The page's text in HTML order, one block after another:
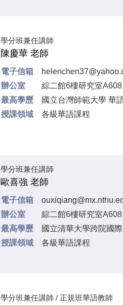
學分班兼任講師
陳慶華 老師
電子信箱
辦公室
綜二館6樓研究室A608
最高學歷
國立台灣師範大學 華
授課領域
各級華語課程
學分班兼任講師
歐喜強 老師
電子信箱
辦公室
綜二館6樓研究室A608
最高學歷
國立清華大學跨院國
授課領域
各級華語課程
學分班兼任講師 / 正規班華語教師